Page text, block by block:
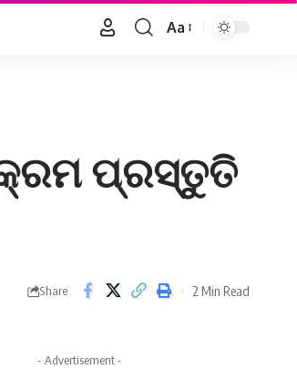
Font
Aa
ପ୍ରସ୍ତୁତି
Share 2 Min Read
- Advertisement -